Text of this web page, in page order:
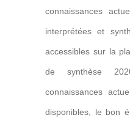
connaissances
interprétées et
accessibles sur la
de synthèse
connaissances
disponibles, le bon